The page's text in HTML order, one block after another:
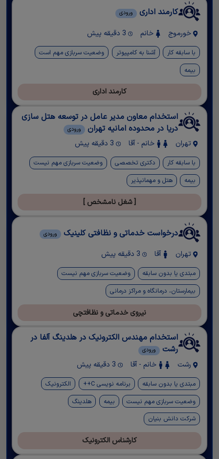
کارمند اداری ورودی
خورموج خانم
با سابقه کار آشنا به کامپیوتر
وضعیت سربازی مهم است
بیمه
کارمند اداری
استخدام معاون مدیر عامل در توسعه هتل سازی
دریا در محدوده امانیه تهران
ورودی
تهران خانم - آقا 3 دقیقه پیش
با سابقه کار دکتری تخصصی
وضعیت سربازی مهم نیست
بیمه
هتل و مهمانپذیر
[ شغل نامشخص ]
درخواست خدماتی و نظافتی کلینیک ورودی
تهران آقا
مبتدی یا بدون سابقه
وضعیت سربازی مهم نیست
بیمارستان، درمانگاه و مراکز درمانی
نیروی خدماتی و نظافتچی
استخدام مهندس الکترونیک در هلدینگ آلفا در
رشت
ورودی
رشت خانم - آقا 3 دقیقه پیش
مبتدی یا بدون سابقه برنامه نویسی C++
الکترونیک
وضعیت سربازی مهم نیست
بیمه
هلدینگ
شرکت دانش بنیان
کارشناس الکترونیک